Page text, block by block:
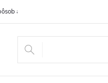
a cena dopravy